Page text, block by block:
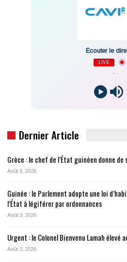
Écouter le
LIVE
Dernier Article
Grèce : le chef de l’État guinéen donne de
Août 6, 2026
Guinée : le Parlement adopte une loi
l’État à légiférer par ordonnances
Août 3, 2026
Urgent : le Colonel Bienvenu Lamah élevé
Août 3, 2026